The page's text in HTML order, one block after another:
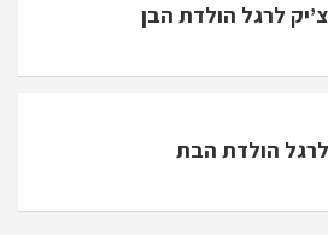
לרגל הולדת הבן
הולדת הבת